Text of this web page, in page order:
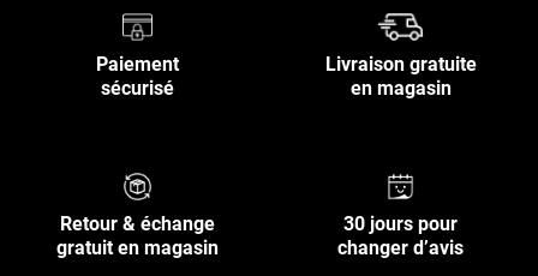
Paiement
sécurisé
Livraison gratuite
en magasin
Retour & échange
gratuit en magasin
30 jours pour
changer d’avis